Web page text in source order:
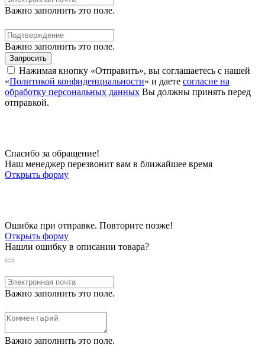
Важно заполнить это поле.
Важно заполнить это поле.
Запросить
Нажимая кнопку «Отправить», вы соглашаетесь с нашей
«Политикой конфиденциальности» и даете согласие на
обработку персональных данных Вы должны принять перед
отправкой.
Спасибо за обращение!
Наш менеджер перезвонит вам в ближайшее время
Открыть форму
Ошибка при отправке. Повторите позже!
Открыть форму
Нашли ошибку в описании товара?
Важно заполнить это поле.
Важно заполнить это поле.